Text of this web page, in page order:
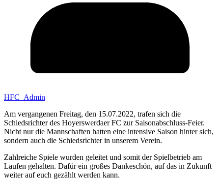
HFC_Admin
Am vergangenen Freitag, den 15.07.2022, trafen sich die
Schiedsrichter des Hoyerswerdaer FC zur Saisonabschluss-Feier.
Nicht nur die Mannschaften hatten eine intensive Saison hinter sich,
sondern auch die Schiedsrichter in unserem Verein.
Zahlreiche Spiele wurden geleitet und somit der Spielbetrieb am
Laufen gehalten. Dafür ein großes Dankeschön, auf das in Zukunft
weiter auf euch gezählt werden kann.